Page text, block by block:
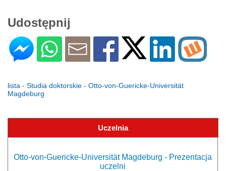
Udostępnij
lista - Studia doktorskie - Otto-von-Guericke-Universität
Magdeburg
Uczelnia
Otto-von-Guericke-Universität Magdeburg - Prezentacja
uczelni